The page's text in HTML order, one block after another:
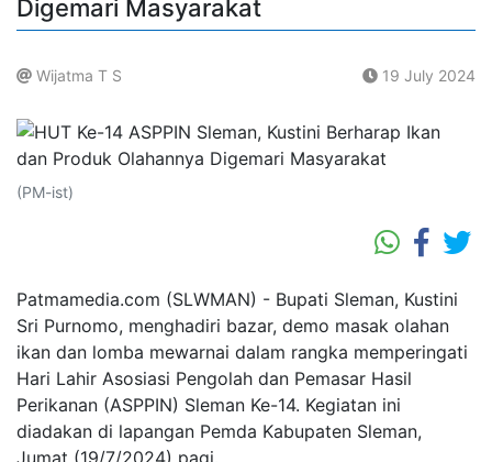
Digemari Masyarakat
Wijatma T S 19 July 2024
(PM-ist)
Patmamedia.com (SLWMAN) - Bupati Sleman, Kustini
Sri Purnomo, menghadiri bazar, demo masak olahan
ikan dan lomba mewarnai dalam rangka memperingati
Hari Lahir Asosiasi Pengolah dan Pemasar Hasil
Perikanan (ASPPIN) Sleman Ke-14. Kegiatan ini
diadakan di lapangan Pemda Kabupaten Sleman,